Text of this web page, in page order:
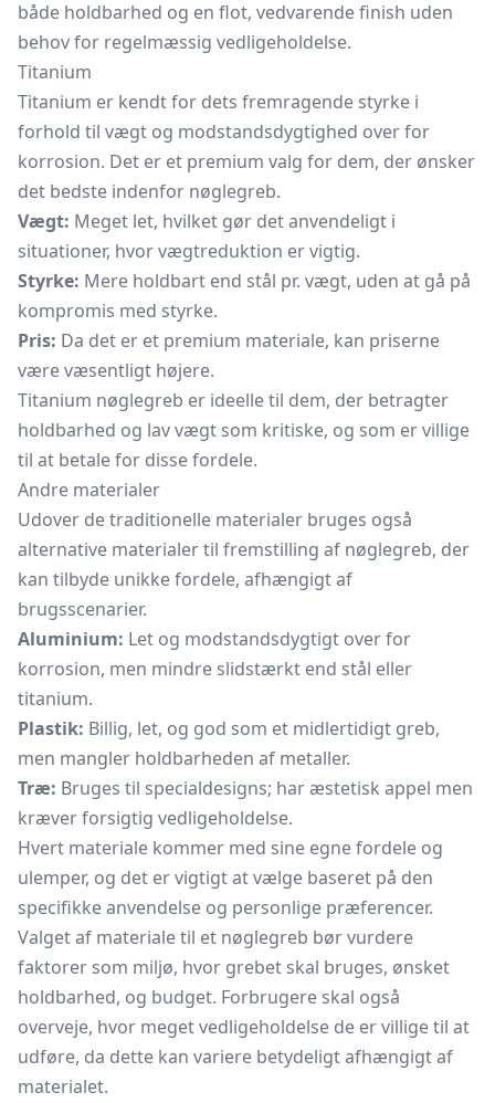
både holdbarhed og en flot, vedvarende finish uden
behov for regelmæssig vedligeholdelse.
Titanium
Titanium er kendt for dets fremragende styrke i
forhold til vægt og modstandsdygtighed over for
korrosion. Det er et premium valg for dem, der ønsker
det bedste indenfor nøglegreb.
Vægt: Meget let, hvilket gør det anvendeligt i
situationer, hvor vægtreduktion er vigtig.
Styrke: Mere holdbart end stål pr. vægt, uden at gå på
kompromis med styrke.
Pris: Da det er et premium materiale, kan priserne
være væsentligt højere.
Titanium nøglegreb er ideelle til dem, der betragter
holdbarhed og lav vægt som kritiske, og som er villige
til at betale for disse fordele.
Andre materialer
Udover de traditionelle materialer bruges også
alternative materialer til fremstilling af nøglegreb, der
kan tilbyde unikke fordele, afhængigt af
brugsscenarier.
Aluminium: Let og modstandsdygtigt over for
korrosion, men mindre slidstærkt end stål eller
titanium.
Plastik: Billig, let, og god som et midlertidigt greb,
men mangler holdbarheden af metaller.
Træ: Bruges til specialdesigns; har æstetisk appel men
kræver forsigtig vedligeholdelse.
Hvert materiale kommer med sine egne fordele og
ulemper, og det er vigtigt at vælge baseret på den
specifikke anvendelse og personlige præferencer.
Valget af materiale til et nøglegreb bør vurdere
faktorer som miljø, hvor grebet skal bruges, ønsket
holdbarhed, og budget. Forbrugere skal også
overveje, hvor meget vedligeholdelse de er villige til at
udføre, da dette kan variere betydeligt afhængigt af
materialet.